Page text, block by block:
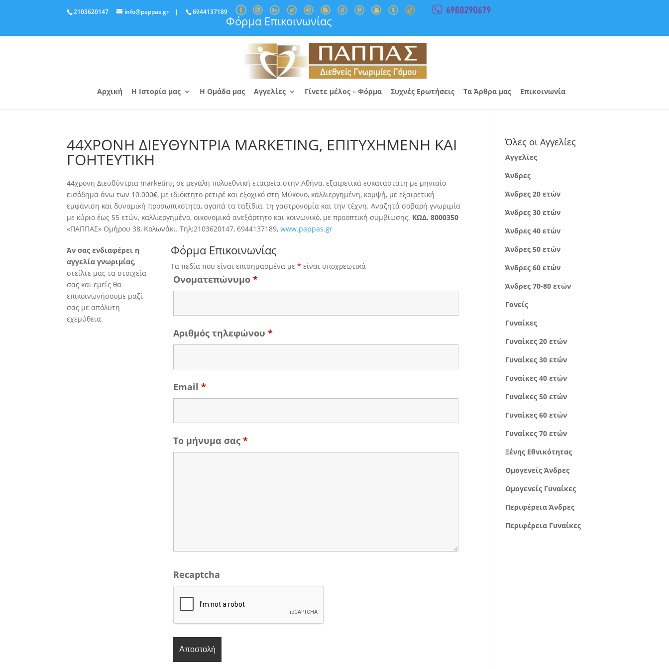
2103620147 info@pappas.gr | 6944137189
Φόρμα Επικοινωνίας
Αρχική Η Ιστορία μας Η Ομάδα μας Αγγελίες Γίνετε μέλος – Φόρμα Συχνές Ερωτήσεις Τα Άρθρα μας Επικοινωνία
44ΧΡΟΝΗ ΔΙΕΥΘΥΝΤΡΙΑ MARKETING, ΕΠΙΤΥΧΗΜΕΝΗ ΚΑΙ
ΓΟΗΤΕΥΤΙΚΗ
44χρονη Διευθύντρια marketing σε μεγάλη πολυεθνική εταιρεία στην Αθήνα, εξαιρετικά ευκατάστατη με μηνιαίο
εισόδημα άνω των 10.000€, με ιδιόκτητο ρετιρέ και εξοχικό στη Μύκονο, καλλιεργημένη, κομψή, με εξαιρετική
εμφάνιση και δυναμική προσωπικότητα, αγαπά τα ταξίδια, τη γαστρονομία και την τέχνη. Αναζητά σοβαρή γνωριμία
με κύριο έως 55 ετών, καλλιεργημένο, οικονομικά ανεξάρτητο και κοινωνικό, με προοπτική συμβίωσης. ΚΩΔ. 8000350
«ΠΑΠΠΑΣ» Ομήρου 38, Κολωνάκι. Τηλ:2103620147, 6944137189,www.pappas.gr
Άν σας ενδιαφέρει η
αγγελία γνωριμίας,
στείλτε μας τα στοιχεία
σας και εμείς θα
επικοινωνήσουμε μαζί
σας με απόλυτη
εχεμύθεια.
Φόρμα Επικοινωνίας
Τα πεδία που είναι επισημασμένα με* είναι υποχρεωτικά
Ονοματεπώνυμο*
Αριθμός τηλεφώνου*
Email*
Το μήνυμα σας*
Recaptcha
Όλες οι Αγγελίες
Αγγελίες
Άνδρες
Άνδρες 20 ετών
Άνδρες 30 ετών
Άνδρες 40 ετών
Άνδρες 50 ετών
Άνδρες 60 ετών
Άνδρες 70-80 ετών
Γονείς
Γυναίκες
Γυναίκες 20 ετών
Γυναίκες 30 ετών
Γυναίκες 40 ετών
Γυναίκες 50 ετών
Γυναίκες 60 ετών
Γυναίκες 70 ετών
Ξένης Εθνικότητας
Ομογενείς Άνδρες
Ομογενείς Γυναίκες
Περιφέρεια Άνδρες
Περιφέρεια Γυναίκες